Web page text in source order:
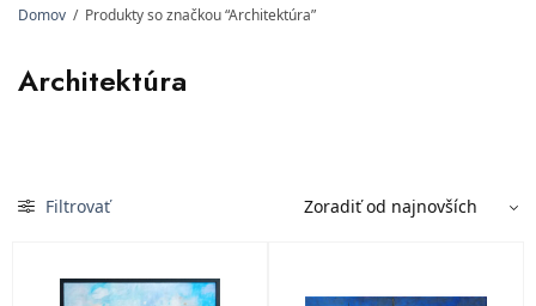
Domov / Produkty so značkou “Architektúra”
Architektúra
Filtrovať